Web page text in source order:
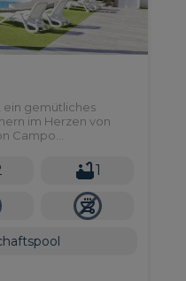
ein gemütliches
im Herzen von
Campo
1